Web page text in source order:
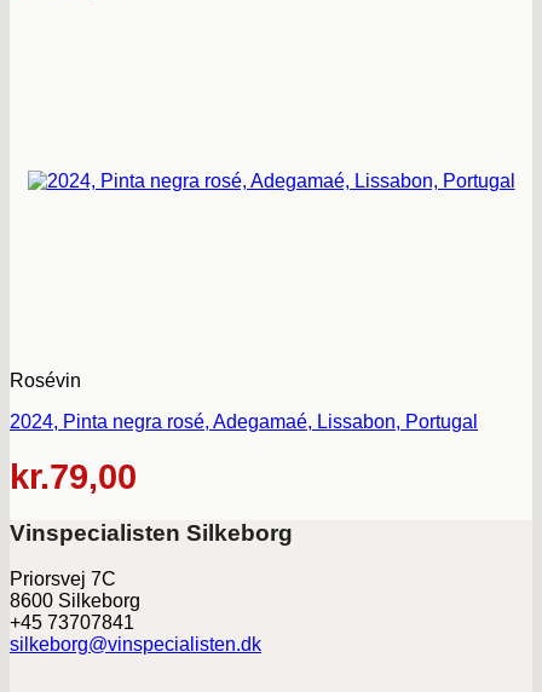
Rosévin
2024, Pinta negra rosé, Adegamaé, Lissabon, Portugal
kr.79,00
Vinspecialisten Silkeborg
Priorsvej 7C
8600 Silkeborg
+45 73707841
silkeborg@vinspecialisten.dk